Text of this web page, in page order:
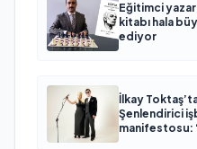
Eğitimci yazar
kitabı hala
ediyor
İlkay
Şenlendirici
manifestosu: